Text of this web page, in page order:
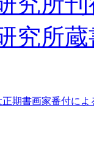
究所
期書画家番付によ